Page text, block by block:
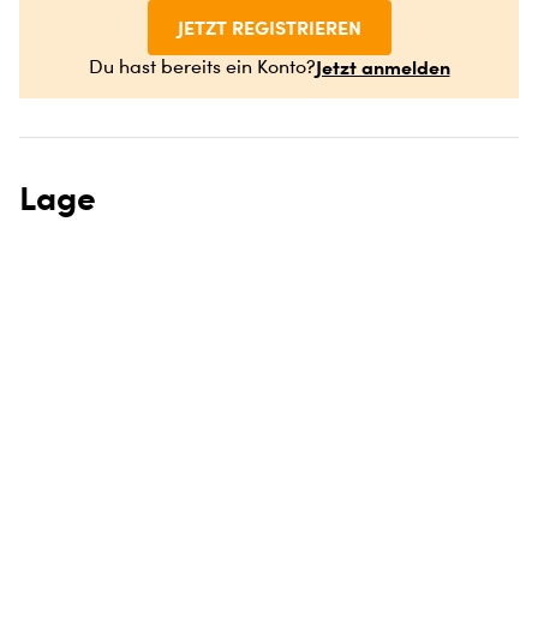
JETZT REGISTRIEREN
Du hast bereits ein Konto?Jetzt anmelden
Lage